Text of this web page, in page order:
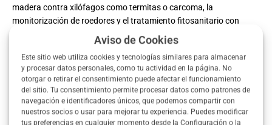
Aviso de Cookies
Este sitio web utiliza cookies y tecnologías similares para almacenar
y procesar datos personales, como tu actividad en la página. No
otorgar o retirar el consentimiento puede afectar el funcionamiento
del sitio. Tu consentimiento permite procesar datos como patrones de
navegación e identificadores únicos, que podemos compartir con
nuestros socios o usar para mejorar tu experiencia. Puedes modificar
tus preferencias en cualquier momento desde la Configuración o la
madera contra xilófagos como termitas o carcoma, la
monitorización de roedores y el tratamiento fitosanitario con
productos autorizados inscritos en el ROESB. En internet, sus
clientes destacan la gran rapidez, discreción y profesionalidad de
sus técnicos al emitir el certificado de control de plagas,
ofreciendo atención personalizada y presupuesto con tarifas
competitivas.